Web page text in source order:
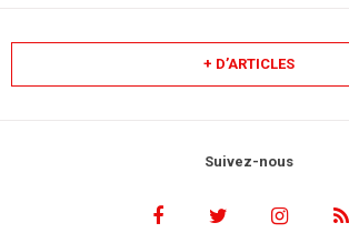
+ D’ARTICLES
Suivez-nous